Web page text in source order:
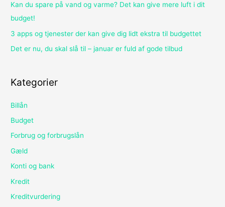
Kan du spare på vand og varme? Det kan give mere luft i dit
budget!
3 apps og tjenester der kan give dig lidt ekstra til budgettet
Det er nu, du skal slå til – januar er fuld af gode tilbud
Kategorier
Billån
Budget
Forbrug og forbrugslån
Gæld
Konti og bank
Kredit
Kreditvurdering